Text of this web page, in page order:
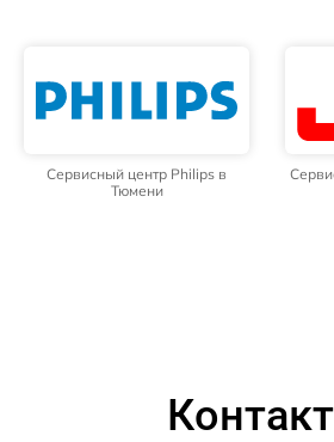
Сервисный центр Philips в
Тюмени